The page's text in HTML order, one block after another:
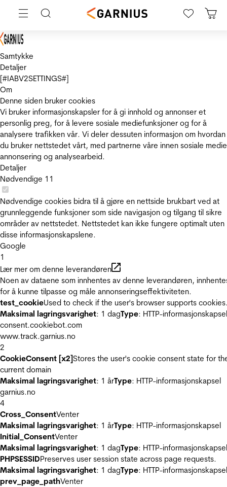
Samtykke
Detaljer
[#IABV2SETTINGS#]
Om
Denne siden bruker cookies
Vi bruker informasjonskapsler for å gi innhold og annonser et
personlig preg, for å levere sosiale mediefunksjoner og for å
analysere trafikken vår. Vi deler dessuten informasjon om hvordan
du bruker nettstedet vårt, med partnerne våre innen sosiale
annonsering og analysearbeid.
Detaljer
Nødvendige 11
Nødvendige cookies bidra til å gjøre en nettside brukbart ved at
grunnleggende funksjoner som side navigasjon og tilgang til sikre
områder av nettstedet. Nettstedet kan ikke fungere optimalt uten
disse informasjonskapslene.
Google
1
Lær mer om denne leverandøren
Noen av dataene som innhentes av denne leverandøren,
for å kunne tilpasse og måle annonseringseffektiviteten.
test_cookieUsed to check if the user's browser supports
Maksimal lagringsvarighet: 1 dagType: HTTP-informasjonskapsel
consent.cookiebot.com
www.track.garnius.no
2
CookieConsent [x2]Stores the user's cookie consent state for
current domain
Maksimal lagringsvarighet: 1 årType: HTTP-informasjonskapsel
garnius.no
4
Cross_ConsentVenter
Maksimal lagringsvarighet: 1 årType: HTTP-informasjonskapsel
Initial_ConsentVenter
Maksimal lagringsvarighet: 1 dagType: HTTP-informasjonskapsel
PHPSESSIDPreserves user session state across page requests.
Maksimal lagringsvarighet: 1 dagType: HTTP-informasjonskapsel
prev_page_pathVenter